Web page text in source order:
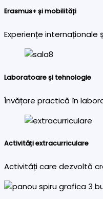
Erasmus+ și mobilități
Experiențe internaționale
Laboratoare și tehnologie
Învățare practică în
Activități extracurriculare
Activități care dezvoltă